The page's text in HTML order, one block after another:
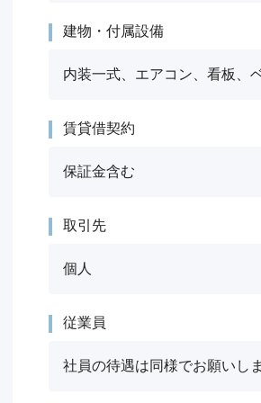
建物・付属設備
内装一式、エアコン、看板、
賃貸借契約
保証金含む
取引先
個人
従業員
社員の待遇は同様でお願いしま